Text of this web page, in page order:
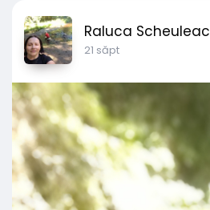
Raluca Scheuleac
21 săpt